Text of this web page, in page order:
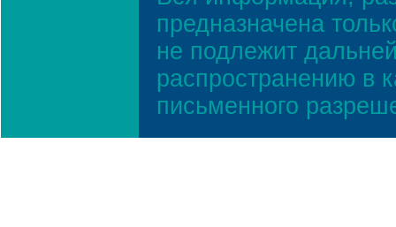
предназначена
не подлежит
распространению в
письменного